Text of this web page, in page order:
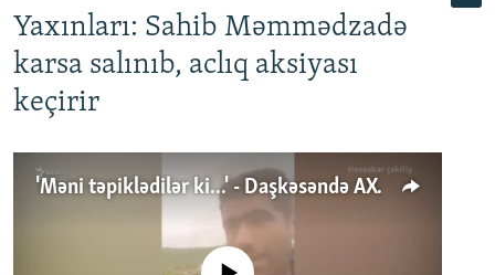
Yaxınları: Sahib Məmmədzadə
karsa salınıb, aclıq aksiyası
keçirir
'Məni təpiklədilər ki...' - Daşkəsəndə AXCP fəalının yaxınları onun həbsinə etiraz edirlər